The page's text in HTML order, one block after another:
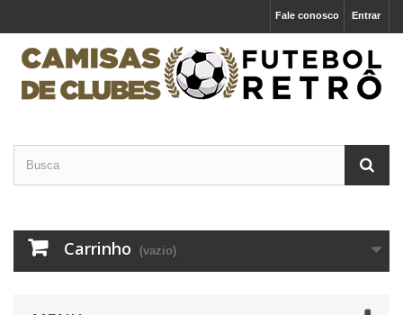
Entrar
Fale conosco
Carrinho (vazio)